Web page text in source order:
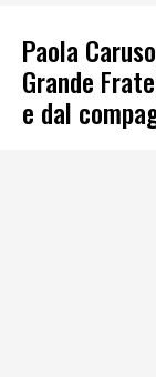
Paola
Grande
e dal